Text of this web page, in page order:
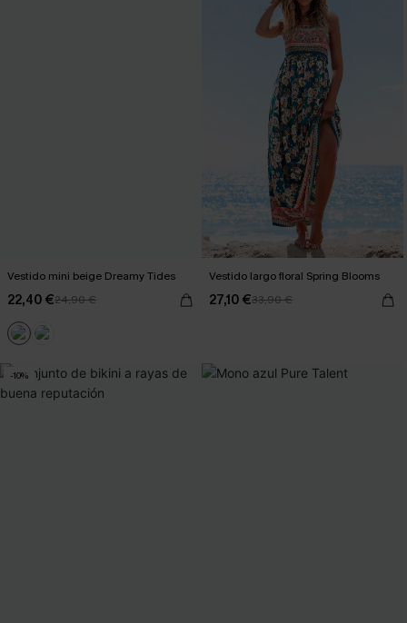
Vestido mini beige Dreamy Tides
22,40 €24,90 €
Vestido largo floral Spring Blooms
27,10 €33,90 €
-10%